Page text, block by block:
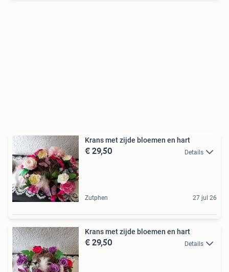
Krans met zijde bloemen en hart
€ 29,50 Details
Zutphen 27 jul 26
Krans met zijde bloemen en hart
€ 29,50 Details